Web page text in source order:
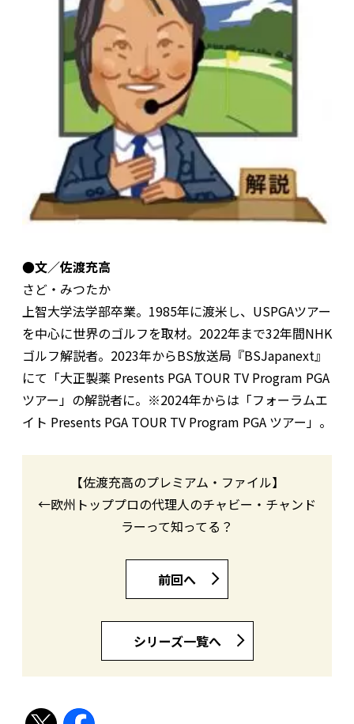
●文／佐渡充高
さど・みつたか
上智大学法学部卒業。1985年に渡米し、USPGAツアー
を中心に世界のゴルフを取材。2022年まで32年間NHK
ゴルフ解説者。2023年からBS放送局『BSJapanext』
にて「大正製薬 Presents PGA TOUR TV Program PGA
ツアー」の解説者に。※2024年からは「フォーラムエ
イト Presents PGA TOUR TV Program PGA ツアー」。
【佐渡充高のプレミアム・ファイル】
←欧州トッププロの代理人のチャビー・チャンド
ラーって知ってる？
前回へ
シリーズ一覧へ